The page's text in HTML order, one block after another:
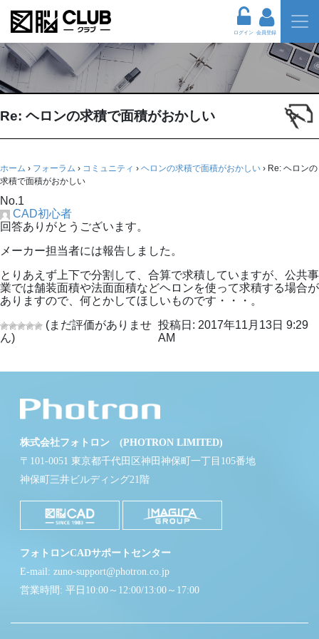
ログイン 会員登録
Re: ヘロンの求積で面積がおかしい
ホーム › フォーラム › コミュニティ › ヘロンの求積で面積がおかしい › Re: ヘロンの
求積で面積がおかしい
No.1
CAD初心者
回答ありがとうございます。
メーカー担当者には報告しました。
とりあえず上下で分割して、合算で求積していますが、公共事
業では舗装面積や法面面積などヘロンを使って求積する場合が
ありますので、何とかしてほしいものです・・・。
(まだ評価がありませ
ん)
投稿日: 2017年11月13日 9:29
AM
株式会社フォトロン (PHOTRON LIMITED)
〒101-0051 東京都千代田区神田神保町一丁目105番地
神保町三井ビルディング21階
フォトロンCADサポートセンター
E-mail: zuno-support@photron.co.jp
営業時間: 平日10:00～12:00/13:00～17:00